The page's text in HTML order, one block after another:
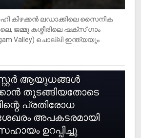
കിഴക്കൻ ലഡാക്കിലെ സൈനിക
ജമ്മു കശ്മീരിലെ ഷക്സ് ​ഗാം
Valley) ചൊല്ലി ഇന്ത്യയും
ആയുധങ്ങള്‍
തുടങ്ങിയതോടെ
പ്രതിരോധ
അപകടരമായി
ഉറപ്പിച്ചു